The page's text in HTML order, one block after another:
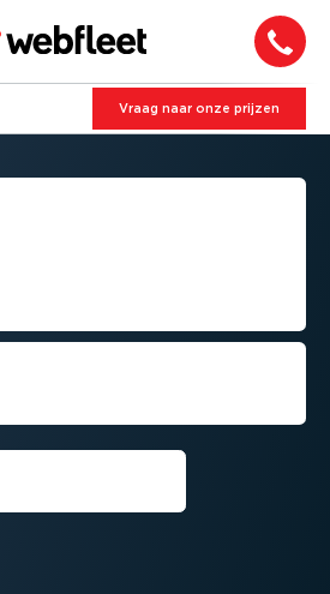
Vraag naar onze prijzen
- VOOR DE
in gebeur­te­nissen.